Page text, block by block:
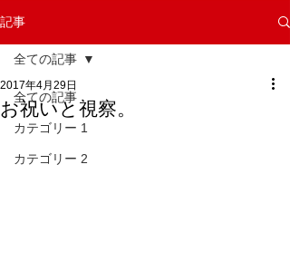
記事
全ての記事
カテゴリー 1
カテゴリー 2
全ての記事
お祝いと視察。
2017年4月29日